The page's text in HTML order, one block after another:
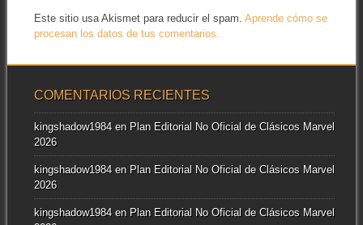
Este sitio usa Akismet para reducir el spam. Aprende cómo se
procesan los datos de tus comentarios.
COMENTARIOS RECIENTES
kingshadow1984en Plan Editorial No Oficial de Clásicos Marvel
2026
kingshadow1984en Plan Editorial No Oficial de Clásicos Marvel
2026
kingshadow1984en Plan Editorial No Oficial de Clásicos Marvel